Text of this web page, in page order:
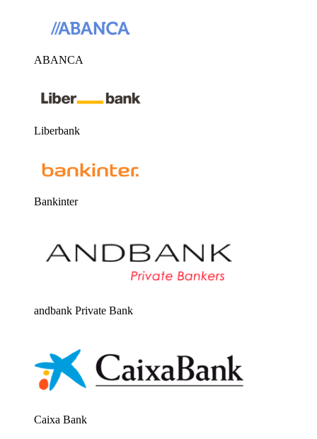
ABANCA
Liberbank
Bankinter
andbank Private Bank
Caixa Bank